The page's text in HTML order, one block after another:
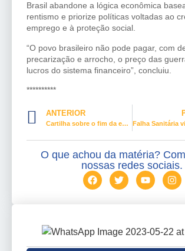
Brasil abandone a lógica econômica
rentismo e priorize políticas voltadas ao
emprego e à proteção social.
“O povo brasileiro não pode pagar, com
precarização e arrocho, o preço das
lucros do sistema financeiro”, concluiu.
**********
ANTERIOR
Cartilha sobre o fim da escala 6×1 reforça a mobilização dos trabalhadores
O que achou da matéria?
nossas redes sociais.